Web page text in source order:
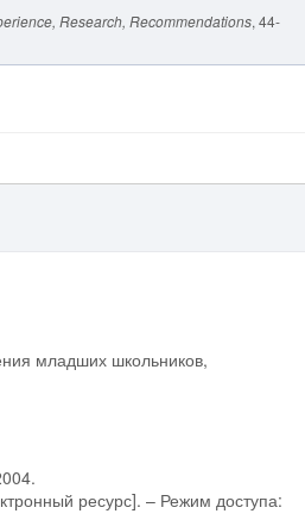
Research, Recommendations, 44-
младших школьников,
доступа: